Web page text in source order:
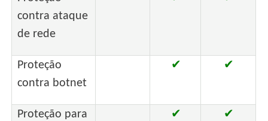
contra ataque
de rede
Proteção
contra botnet
✔ ✔
Proteção para
✔ ✔